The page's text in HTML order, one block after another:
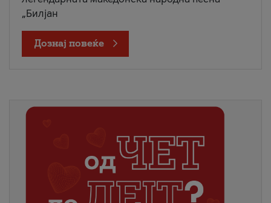
„Билјан
Дознај повеќе